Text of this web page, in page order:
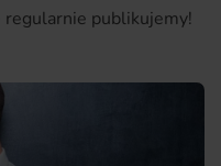
regularnie publikujemy!